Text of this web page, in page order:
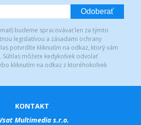
Odoberať
budeme spracovávať len za týmto
legislatívou a zásadami ochrany
potvrdíte kliknutím na odkaz, ktorý vám
Súhlas môžete kedykoľvek odvolať
kliknutím na odkaz z ktoréhokoľvek
KONTAKT
Multimedia s.r.o.